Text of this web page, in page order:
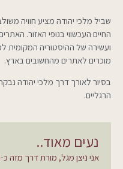
שביל מלכי יהודה מציע חוויה
החיים העכשווי בנופי האזור.
ועשירה של ההיסטוריה המקומית
מוכרים לאתרים מהחשובים בארץ.
בסיור לאורך דרך מלכי יהודה
הרגליים.
נעים מאוד..
אני ניצן מגל, מורת דרך מזה כ-13 שנים, אוהבת אדמה ואוהבת אדם.